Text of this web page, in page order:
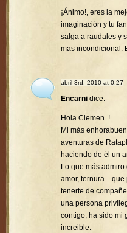
¡Ánimo!, eres la
imaginación y tu
salga a raudales y
mas incondicional.
abril 3rd, 2010 at 0:27
Encarni dice:
Hola Clemen..!
Mi más
aventuras de
haciendo de él un
Lo que más
amor, ternura…que
tenerte de
una persona
contigo, ha sido mi
increible.